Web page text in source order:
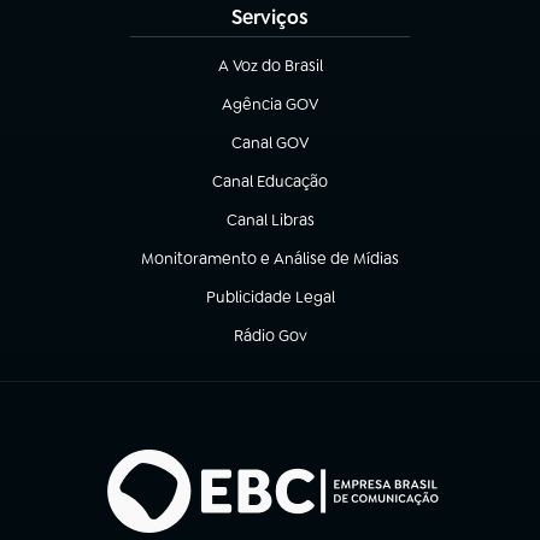
Serviços
A Voz do Brasil
(abre em nova aba)
Agência GOV
(abre em nova aba)
Canal GOV
(abre em nova aba)
Canal Educação
(abre em nova aba)
Canal Libras
(abre em nova aba)
Monitoramento e Análise de Mídias
(abre em nova aba)
Publicidade Legal
(abre em nova aba)
Rádio Gov
(abre em nova aba)